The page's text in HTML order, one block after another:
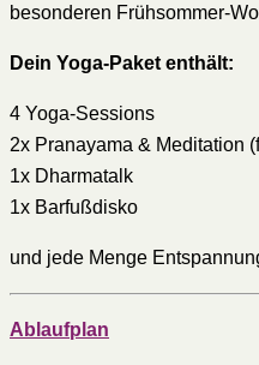
besonderen Frühsommer-
Dein Yoga-Paket enthält:
4 Yoga-Sessions
2x Pranayama & Meditation
1x Dharmatalk
1x Barfußdisko
und jede Menge
Ablaufplan